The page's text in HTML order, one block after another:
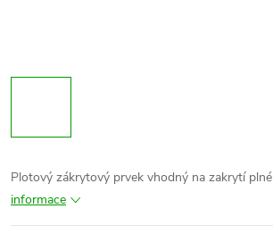
Plotový zákrytový prvek vhodný na zakrytí
informace